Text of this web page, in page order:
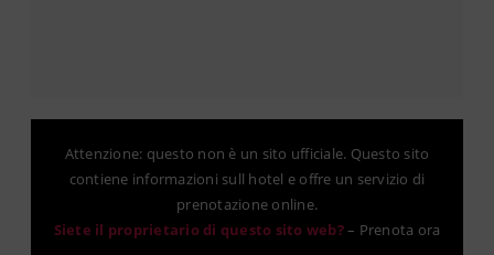
Attenzione: questo non è un sito ufficiale. Questo sito
contiene informazioni sull hotel e offre un servizio di
prenotazione online.
Siete il proprietario di questo sito web?– Prenota ora